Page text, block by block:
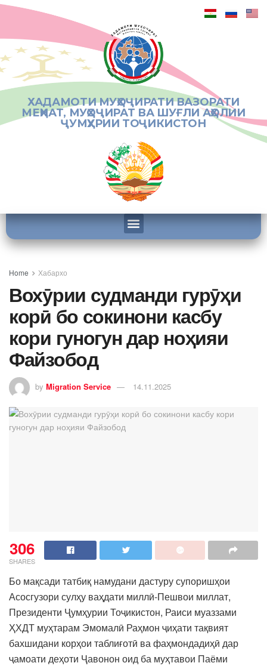
ХАДАМОТИ МУҲОҶИРАТИ ВАЗОРАТИ
МЕҲНАТ, МУҲОҶИРАТ ВА ШУҒЛИ АҲОЛИИ
ҶУМҲУРИИ ТОҶИКИСТОН
Home Хабархо
Вохӯрии судманди гурӯҳи
корӣ бо сокинони касбу
кори гуногун дар ноҳияи
Файзобод
by Migration Service 14.11.2025
306
SHARES
Бо мақсади татбиқ намудани дастуру супоришҳои
Асосгузори сулҳу ваҳдати миллӣ-Пешвои миллат,
Президенти Ҷумҳурии Тоҷикистон, Раиси муаззами
ҲХДТ муҳтарам Эмомалӣ Раҳмон ҷиҳати тақвият
бахшидани корҳои таблиғотӣ ва фаҳмондадиҳӣ дар
ҷамоати деҳоти Ҷавонон оид ба муҳтавои Паёми